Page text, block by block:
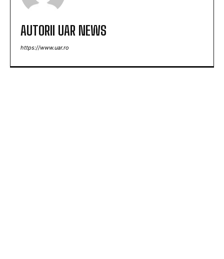
AUTORII UAR NEWS
https://www.uar.ro